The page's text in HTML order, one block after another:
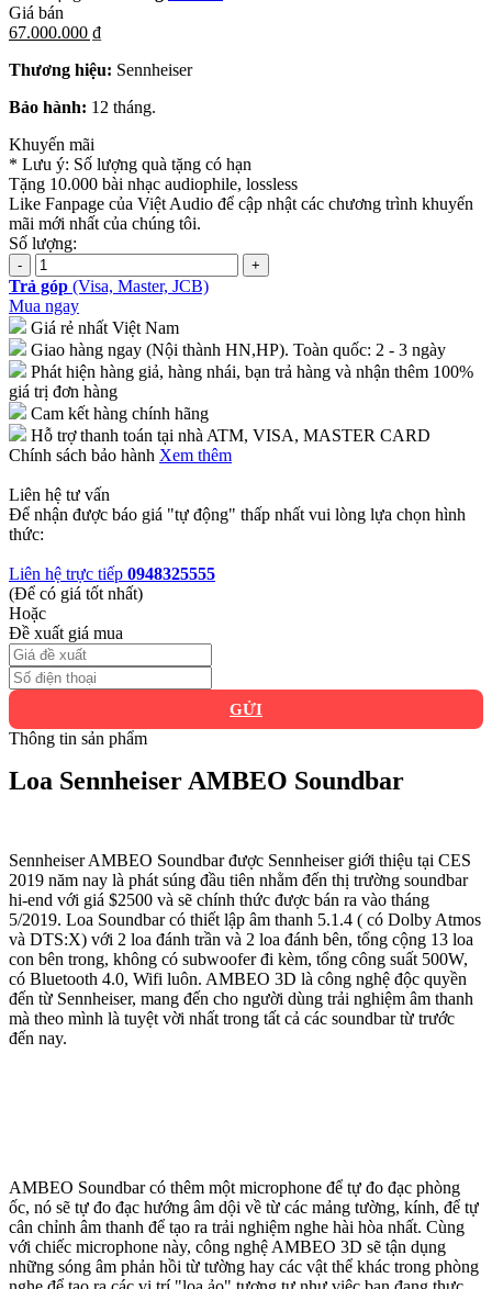
Giá bán
67.000.000 ₫
Thương hiệu: Sennheiser
Bảo hành: 12 tháng.
Khuyến mãi
* Lưu ý: Số lượng quà tặng có hạn
Tặng 10.000 bài nhạc audiophile, lossless
Like Fanpage của Việt Audio để cập nhật các chương trình khuyến
mãi mới nhất của chúng tôi.
Số lượng:
Trả góp (Visa, Master, JCB)
Mua ngay
Giá rẻ nhất Việt Nam
Giao hàng ngay (Nội thành HN,HP). Toàn quốc: 2 - 3 ngày
Phát hiện hàng giả, hàng nhái, bạn trả hàng và nhận thêm 100%
giá trị đơn hàng
Cam kết hàng chính hãng
Hỗ trợ thanh toán tại nhà ATM, VISA, MASTER CARD
Chính sách bảo hành Xem thêm
Liên hệ tư vấn
Để nhận được báo giá "tự động" thấp nhất vui lòng lựa chọn hình
thức:
Liên hệ trực tiếp 0948325555
(Để có giá tốt nhất)
Hoặc
Đề xuất giá mua
GỬI
Thông tin sản phẩm
Loa Sennheiser AMBEO Soundbar
Sennheiser AMBEO Soundbar được Sennheiser giới thiệu tại CES
2019 năm nay là phát súng đầu tiên nhằm đến thị trường soundbar
hi-end với giá $2500 và sẽ chính thức được bán ra vào tháng
5/2019. Loa Soundbar có thiết lập âm thanh 5.1.4 ( có Dolby Atmos
và DTS:X) với 2 loa đánh trần và 2 loa đánh bên, tổng cộng 13 loa
con bên trong, không có subwoofer đi kèm, tổng công suất 500W,
có Bluetooth 4.0, Wifi luôn. AMBEO 3D là công nghệ độc quyền
đến từ Sennheiser, mang đến cho người dùng trải nghiệm âm thanh
mà theo mình là tuyệt vời nhất trong tất cả các soundbar từ trước
đến nay.
AMBEO Soundbar có thêm một microphone để tự đo đạc phòng
ốc, nó sẽ tự đo đạc hướng âm dội về từ các mảng tường, kính, để tự
cân chỉnh âm thanh để tạo ra trải nghiệm nghe hài hòa nhất. Cùng
với chiếc microphone này, công nghệ AMBEO 3D sẽ tận dụng
những sóng âm phản hồi từ tường hay các vật thể khác trong phòng